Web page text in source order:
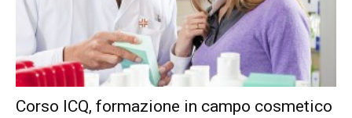
Corso ICQ, formazione in campo cosmetico